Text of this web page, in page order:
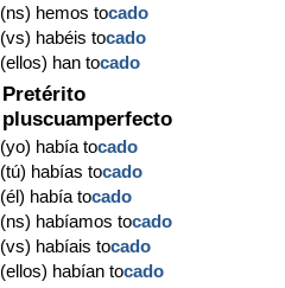
(ns) hemos tocado
(vs) habéis tocado
(ellos) han tocado
Pretérito
pluscuamperfecto
(yo) había tocado
(tú) habías tocado
(él) había tocado
(ns) habíamos tocado
(vs) habíais tocado
(ellos) habían tocado